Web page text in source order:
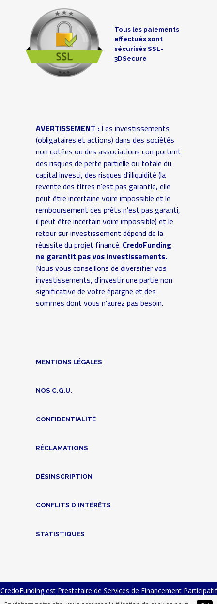
Tous les paiements
effectués sont
sécurisés SSL-
3DSecure
AVERTISSEMENT :Les investissements
(obligataires et actions) dans des sociétés
non cotées ou des associations comportent
des risques de perte partielle ou totale du
capital investi, des risques d'illiquidité (la
revente des titres n'est pas garantie, elle
peut être incertaine voire impossible et le
remboursement des prêts n'est pas garanti,
il peut être incertain voire impossible) et le
retour sur investissement dépend de la
réussite du projet financé. CredoFunding
ne garantit pas vos investissements.
Nous vous conseillons de diversifier vos
investissements, d'investir une partie non
significative de votre épargne et des
sommes dont vous n'aurez pas besoin.
MENTIONS LÉGALES
NOS C.G.U.
CONFIDENTIALITÉ
RÉCLAMATIONS
DÉSINSCRIPTION
CONFLITS D'INTÉRÊTS
STATISTIQUES
CredoFunding est Prestataire de Services de Financement Participatif
n° FP-2023-23 et Intermédiaire en Financement Participatif n°